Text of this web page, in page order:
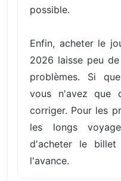
possible.
Enfin, acheter le
2026 laisse peu
problèmes. Si
vous n'avez que
corriger. Pour les
les longs
d'acheter le
l'avance.